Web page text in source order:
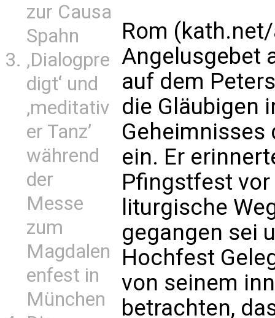
zur Causa
Spahn
‚Dialogpre
digt‘ und
‚meditativ
er Tanz’
während
der
Messe
zum
Magdalen
enfest in
München
Rom
Angelusgebet
auf dem
die Gläubigen
ein. Er
Pfingstfest
liturgische
gegangen sei
Hochfest
von seinem
betrachten,